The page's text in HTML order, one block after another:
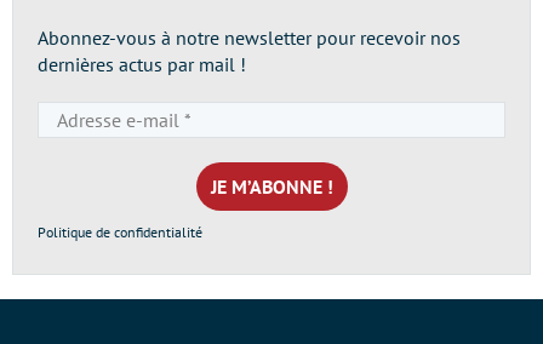
Abonnez-vous à notre newsletter pour recevoir nos
dernières actus par mail !
e-
mail
*
Politique de confidentialité